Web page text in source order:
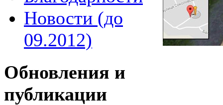
Новости (до
09.2012)
Обновления и
публикации